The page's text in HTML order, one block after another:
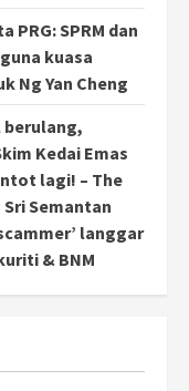
PRG: SPRM dan
kuasa
Ng Yan Cheng
berulang,
Kedai Emas
lagi! – The
Sri Semantan
langgar
& BNM